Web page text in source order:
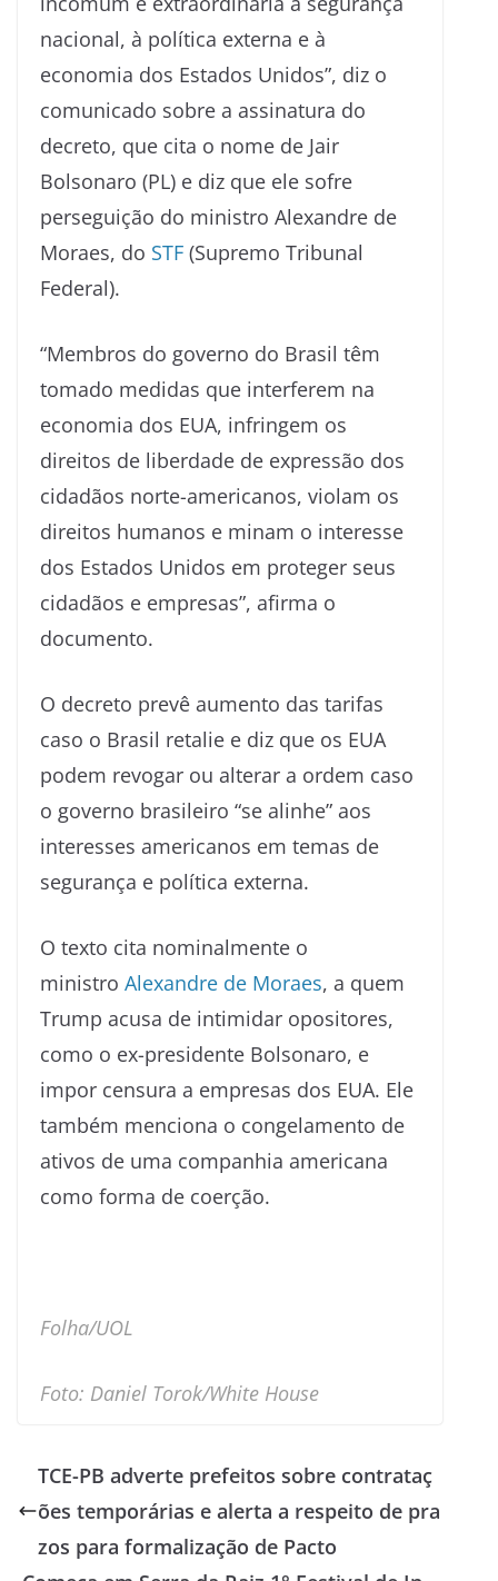
nacional, à política externa e à
economia dos Estados Unidos”, diz o
comunicado sobre a assinatura do
decreto, que cita o nome de Jair
Bolsonaro (PL) e diz que ele sofre
perseguição do ministro Alexandre de
Moraes, do STF (Supremo Tribunal
Federal).
“Membros do governo do Brasil têm
tomado medidas que interferem na
economia dos EUA, infringem os
direitos de liberdade de expressão dos
cidadãos norte-americanos, violam os
direitos humanos e minam o interesse
dos Estados Unidos em proteger seus
cidadãos e empresas”, afirma o
documento.
O decreto prevê aumento das tarifas
caso o Brasil retalie e diz que os EUA
podem revogar ou alterar a ordem caso
o governo brasileiro “se alinhe” aos
interesses americanos em temas de
segurança e política externa.
O texto cita nominalmente o
ministro Alexandre de Moraes, a quem
Trump acusa de intimidar opositores,
como o ex-presidente Bolsonaro, e
impor censura a empresas dos EUA. Ele
também menciona o congelamento de
ativos de uma companhia americana
como forma de coerção.
Folha/UOL
Foto: Daniel Torok/White House
TCE-PB adverte prefeitos sobre contrataç
ões temporárias e alerta a respeito de pra
zos para formalização de Pacto